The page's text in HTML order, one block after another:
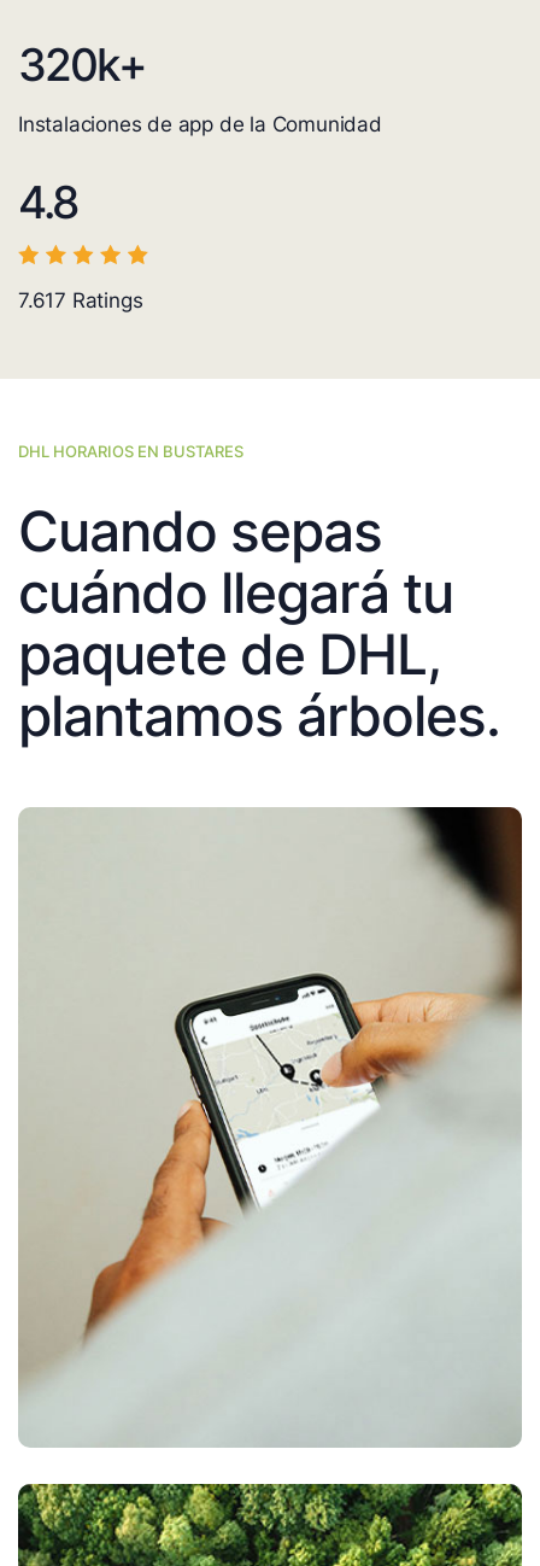
320k+
Instalaciones de app de la Comunidad
4.8
7.617 Ratings
DHL HORARIOS EN BUSTARES
Cuando sepas
cuándo llegará tu
paquete de DHL,
plantamos árboles.